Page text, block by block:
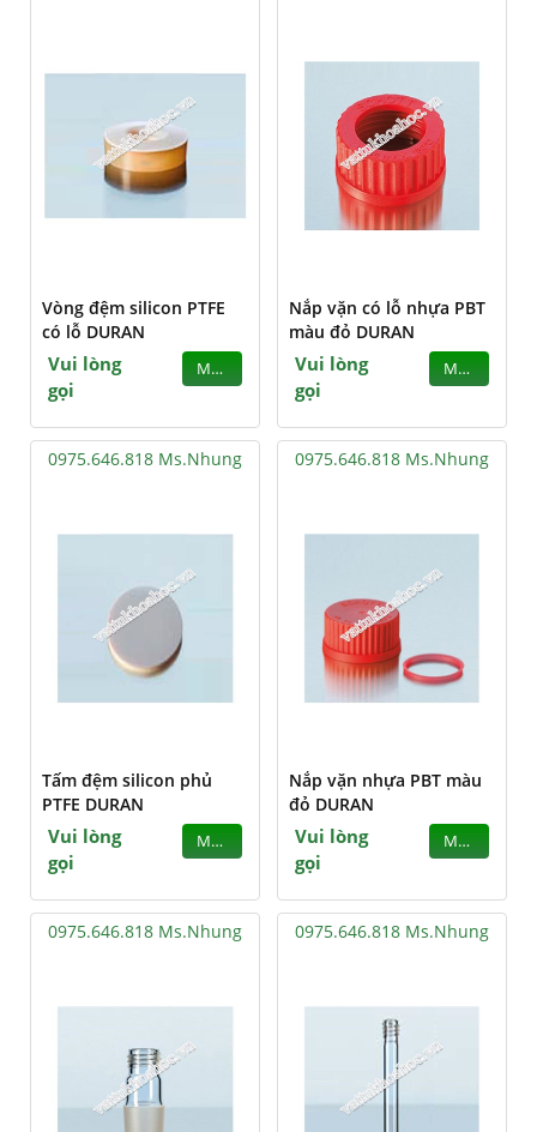
Vòng đệm silicon PTFE
có lỗ DURAN
Vui lòng
gọi
MUA
Nắp vặn có lỗ nhựa PBT
màu đỏ DURAN
Vui lòng
gọi
MUA
0975.646.818 Ms.Nhung
Tấm đệm silicon phủ
PTFE DURAN
Vui lòng
gọi
MUA
0975.646.818 Ms.Nhung
Nắp vặn nhựa PBT màu
đỏ DURAN
Vui lòng
gọi
MUA
0975.646.818 Ms.Nhung 0975.646.818 Ms.Nhung